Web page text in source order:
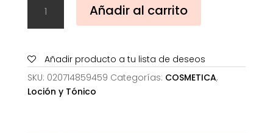
Loción
Clarificante
Piel
Mixta
487
Añadir al carrito
Añadir producto a tu lista de deseos
SKU: 020714859459 Categorías: COSMETICA,
Loción y Tónico